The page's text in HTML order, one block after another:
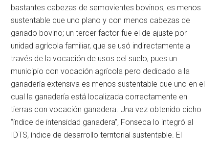
bastantes cabezas de semovientes bovinos, es menos
sustentable que uno plano y con menos cabezas de
ganado bovino; un tercer factor fue el de ajuste por
unidad agrícola familiar, que se usó indirectamente a
través de la vocación de usos del suelo, pues un
municipio con vocación agrícola pero dedicado a la
ganadería extensiva es menos sustentable que uno en el
cual la ganadería está localizada correctamente en
tierras con vocación ganadera. Una vez obtenido dicho
“índice de intensidad ganadera”, Fonseca lo integró al
IDTS, índice de desarrollo territorial sustentable. El